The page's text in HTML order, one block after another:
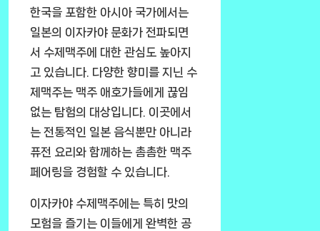
한국을 포함한 아시아 국가에서는
일본의 이자카야 문화가 전파되면
서 수제맥주에 대한 관심도 높아지
고 있습니다. 다양한 향미를 지닌 수
제맥주는 맥주 애호가들에게 끊임
없는 탐험의 대상입니다. 이곳에서
는 전통적인 일본 음식뿐만 아니라
퓨전 요리와 함께하는 촘촘한 맥주
페어링을 경험할 수 있습니다.
이자카야 수제맥주에는 특히 맛의
모험을 즐기는 이들에게 완벽한 공